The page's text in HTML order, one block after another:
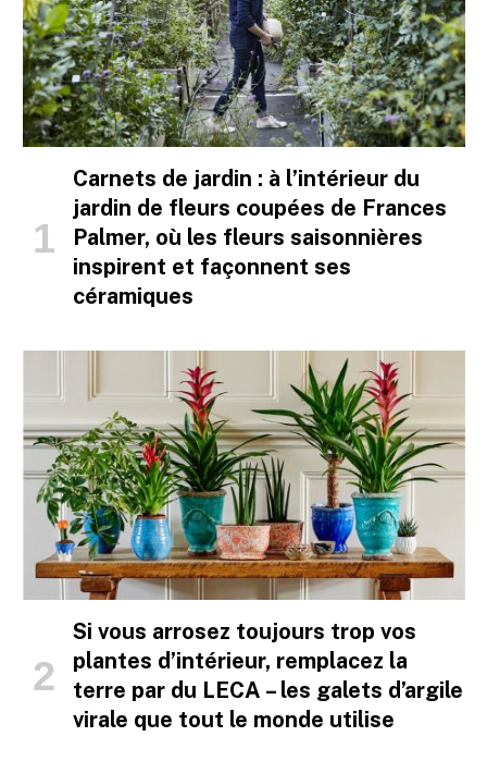
Carnets de jardin : à l’intérieur du
jardin de fleurs coupées de Frances
Palmer, où les fleurs saisonnières
inspirent et façonnent ses
céramiques
Si vous arrosez toujours trop vos
plantes d’intérieur, remplacez la
terre par du LECA – les galets d’argile
virale que tout le monde utilise